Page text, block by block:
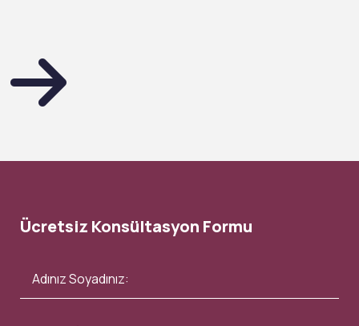
Ücretsiz Konsültasyon Formu